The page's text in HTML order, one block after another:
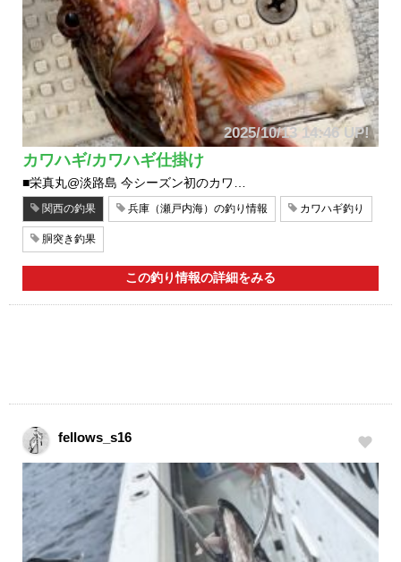
2025/10/13 14:46 UP!
カワハギ/カワハギ仕掛け
■栄真丸@淡路島 今シーズン初のカワ…
関西の釣果 兵庫（瀬戸内海）の釣り情報 カワハギ釣り
胴突き釣果
この釣り情報の詳細をみる
fellows_s16